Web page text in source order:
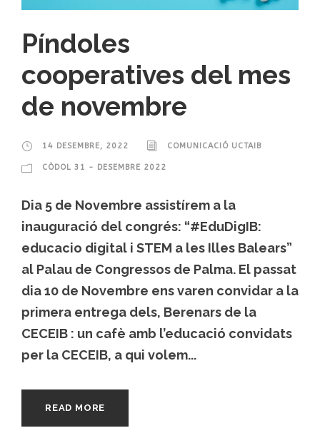
Píndoles
cooperatives del mes
de novembre
14 DESEMBRE, 2022 COMUNICACIÓ UCTAIB
CÒDOL 31 - DESEMBRE 2022
Dia 5 de Novembre assistírem a la
inauguració del congrés: “#EduDigIB:
educacio digital i STEM a les Illes Balears”
al Palau de Congressos de Palma. El passat
dia 10 de Novembre ens varen convidar a la
primera entrega dels, Berenars de la
CECEIB : un cafè amb l’educació convidats
per la CECEIB, a qui volem...
READ MORE